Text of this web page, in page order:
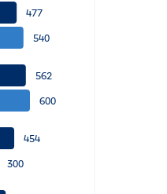
477
562
454
540
600
300